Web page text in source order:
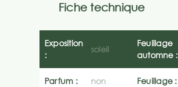
Fiche technique
Exposition
:
soleil
Feuillage
automne :
Parfum : non Feuillage :